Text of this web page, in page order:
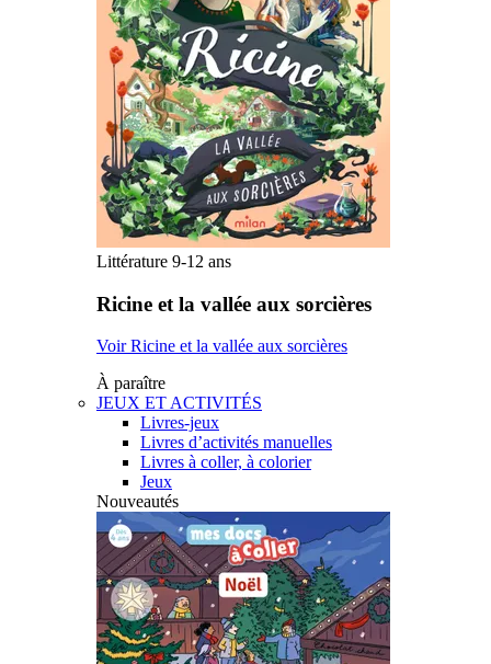
Littérature 9-12 ans
Ricine et la vallée aux sorcières
Voir Ricine et la vallée aux sorcières
À paraître
JEUX ET ACTIVITÉS
Livres-jeux
Livres d’activités manuelles
Livres à coller, à colorier
Jeux
Nouveautés